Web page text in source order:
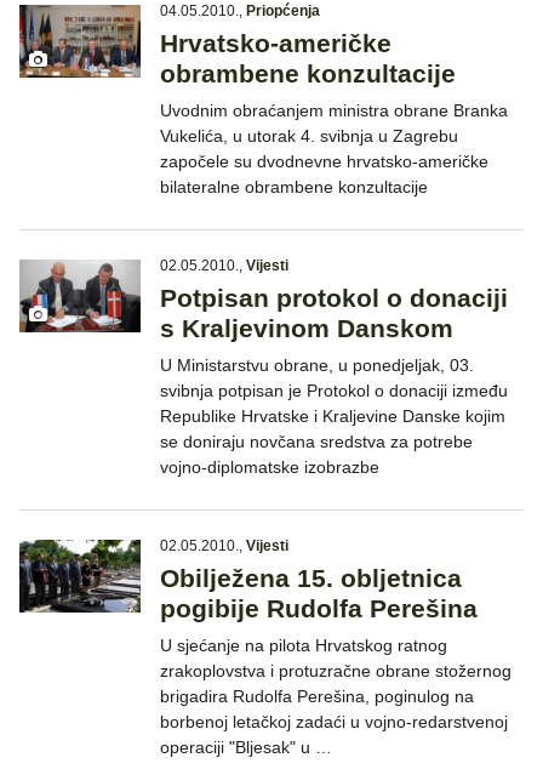
04.05.2010., Priopćenja
Hrvatsko-američke
obrambene konzultacije
Uvodnim obraćanjem ministra obrane Branka
Vukelića, u utorak 4. svibnja u Zagrebu
započele su dvodnevne hrvatsko-američke
bilateralne obrambene konzultacije
02.05.2010., Vijesti
Potpisan protokol o donaciji
s Kraljevinom Danskom
U Ministarstvu obrane, u ponedjeljak, 03.
svibnja potpisan je Protokol o donaciji između
Republike Hrvatske i Kraljevine Danske kojim
se doniraju novčana sredstva za potrebe
vojno-diplomatske izobrazbe
02.05.2010., Vijesti
Obilježena 15. obljetnica
pogibije Rudolfa Perešina
U sjećanje na pilota Hrvatskog ratnog
zrakoplovstva i protuzračne obrane stožernog
brigadira Rudolfa Perešina, poginulog na
borbenoj letačkoj zadaći u vojno-redarstvenoj
operaciji "Bljesak" u …